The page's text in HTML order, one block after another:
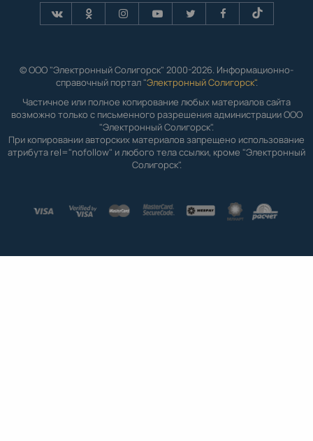
© ООО "Электронный Солигорск" 2000-2026. Информационно-
справочный портал "Электронный Солигорск".
Частичное или полное копирование любых материалов сайта
возможно только с письменного разрешения администрации ООО
"Электронный Солигорск".
При копировании авторских материалов запрещено использование
атрибута rel="nofollow" и любого тела ссылки, кроме "Электронный
Солигорск".